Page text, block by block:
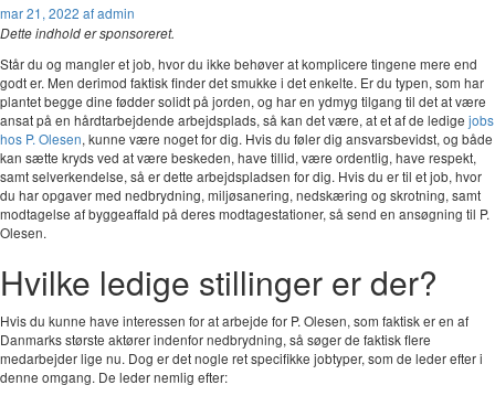
mar 21, 2022 af admin
Dette indhold er sponsoreret.
Står du og mangler et job, hvor du ikke behøver at komplicere tingene mere end
godt er. Men derimod faktisk finder det smukke i det enkelte. Er du typen, som har
plantet begge dine fødder solidt på jorden, og har en ydmyg tilgang til det at være
ansat på en hårdtarbejdende arbejdsplads, så kan det være, at et af de ledige jobs
hos P. Olesen, kunne være noget for dig. Hvis du føler dig ansvarsbevidst, og både
kan sætte kryds ved at være beskeden, have tillid, være ordentlig, have respekt,
samt selverkendelse, så er dette arbejdspladsen for dig. Hvis du er til et job, hvor
du har opgaver med nedbrydning, miljøsanering, nedskæring og skrotning, samt
modtagelse af byggeaffald på deres modtagestationer, så send en ansøgning til P.
Olesen.
Hvilke ledige stillinger er der?
Hvis du kunne have interessen for at arbejde for P. Olesen, som faktisk er en af
Danmarks største aktører indenfor nedbrydning, så søger de faktisk flere
medarbejder lige nu. Dog er det nogle ret specifikke jobtyper, som de leder efter i
denne omgang. De leder nemlig efter: